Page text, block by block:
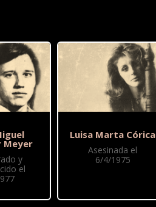
Meyer
y
el
Luisa Marta Córica
Asesinada el
6/4/1975